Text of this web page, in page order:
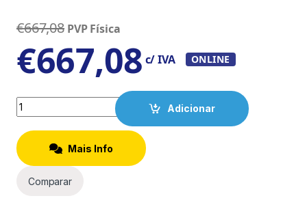
€667,08 PVP Física
€667,08 c/ IVA ONLINE
Quantity
Adicionar
Mais Info
Comparar